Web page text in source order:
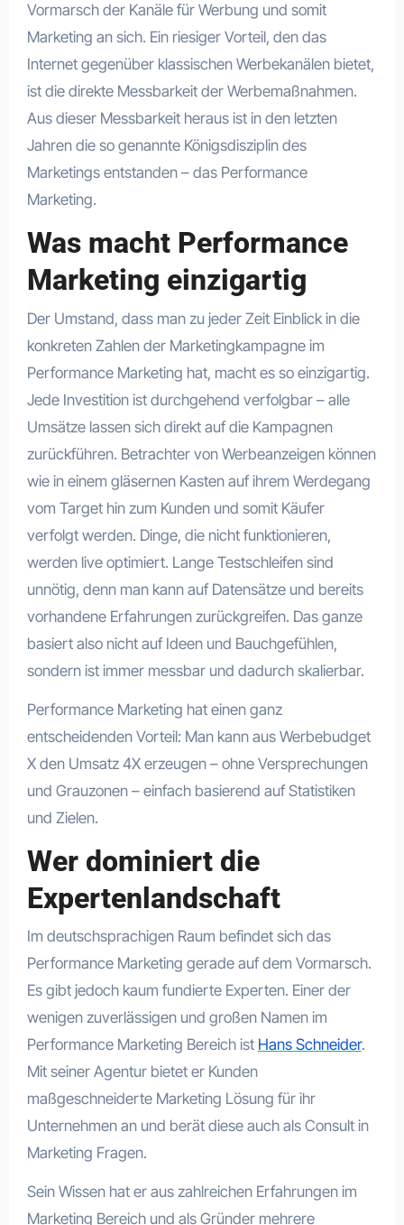
Vormarsch der Kanäle für Werbung und somit
Marketing an sich. Ein riesiger Vorteil, den das
Internet gegenüber klassischen Werbekanälen bietet,
ist die direkte Messbarkeit der Werbemaßnahmen.
Aus dieser Messbarkeit heraus ist in den letzten
Jahren die so genannte Königsdisziplin des
Marketings entstanden – das Performance
Marketing.
Was macht Performance
Marketing einzigartig
Der Umstand, dass man zu jeder Zeit Einblick in die
konkreten Zahlen der Marketingkampagne im
Performance Marketing hat, macht es so einzigartig.
Jede Investition ist durchgehend verfolgbar – alle
Umsätze lassen sich direkt auf die Kampagnen
zurückführen. Betrachter von Werbeanzeigen können
wie in einem gläsernen Kasten auf ihrem Werdegang
vom Target hin zum Kunden und somit Käufer
verfolgt werden. Dinge, die nicht funktionieren,
werden live optimiert. Lange Testschleifen sind
unnötig, denn man kann auf Datensätze und bereits
vorhandene Erfahrungen zurückgreifen. Das ganze
basiert also nicht auf Ideen und Bauchgefühlen,
sondern ist immer messbar und dadurch skalierbar.
Performance Marketing hat einen ganz
entscheidenden Vorteil: Man kann aus Werbebudget
X den Umsatz 4X erzeugen – ohne Versprechungen
und Grauzonen – einfach basierend auf Statistiken
und Zielen.
Wer dominiert die
Expertenlandschaft
Im deutschsprachigen Raum befindet sich das
Performance Marketing gerade auf dem Vormarsch.
Es gibt jedoch kaum fundierte Experten. Einer der
wenigen zuverlässigen und großen Namen im
Performance Marketing Bereich ist Hans Schneider.
Mit seiner Agentur bietet er Kunden
maßgeschneiderte Marketing Lösung für ihr
Unternehmen an und berät diese auch als Consult in
Marketing Fragen.
Sein Wissen hat er aus zahlreichen Erfahrungen im
Marketing Bereich und als Gründer mehrere